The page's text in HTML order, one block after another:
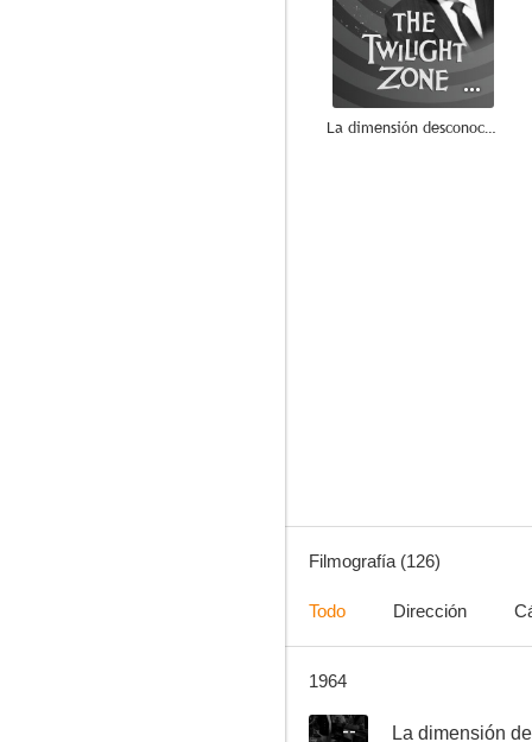
La dimensión desconocida
Filmografía (126)
Todo Dirección
1964
--